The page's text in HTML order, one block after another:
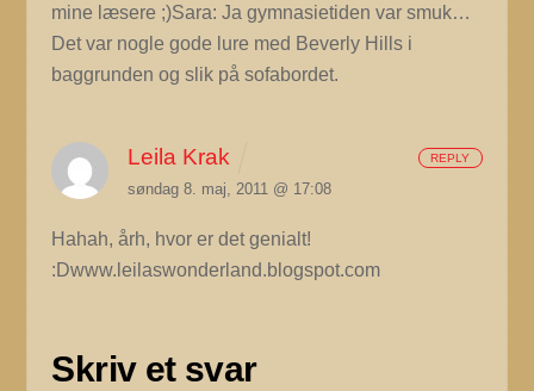
mine læsere ;)Sara: Ja gymnasietiden var smuk…
Det var nogle gode lure med Beverly Hills i
baggrunden og slik på sofabordet.
Leila Krak
søndag 8. maj, 2011 @ 17:08
Hahah, årh, hvor er det genialt!
:Dwww.leilaswonderland.blogspot.com
REPLY
Skriv et svar